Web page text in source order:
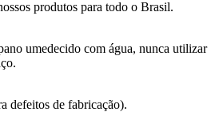
produtos para todo o Brasil.
umedecido com água, nunca utilizar
defeitos de fabricação).